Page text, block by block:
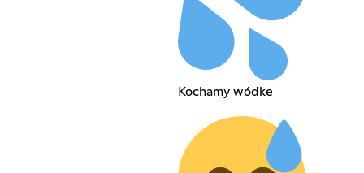
Kochamy wódke